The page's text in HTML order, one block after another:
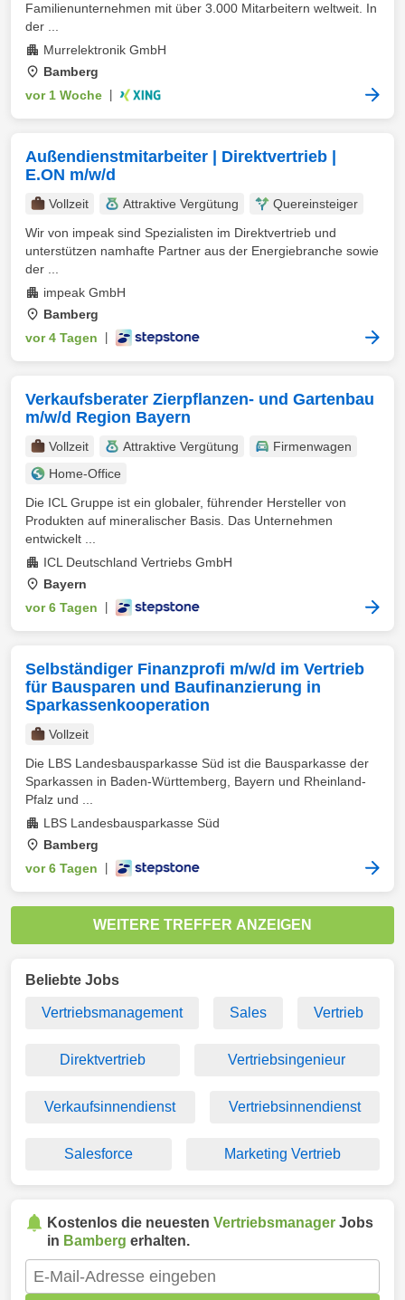
Familienunternehmen mit über 3.000 Mitarbeitern weltweit. In
der ...
Murrelektronik GmbH
Bamberg
vor 1 Woche
Außendienstmitarbeiter | Direktvertrieb |
E.ON m/w/d
Vollzeit Attraktive Vergütung
Quereinsteiger
Wir von impeak sind Spezialisten im Direktvertrieb und
unterstützen namhafte Partner aus der Energiebranche sowie
der ...
impeak GmbH
Bamberg
vor 4 Tagen
Verkaufsberater Zierpflanzen- und Gartenbau
m/w/d Region Bayern
Vollzeit Attraktive Vergütung
Firmenwagen
Home-Office
Die ICL Gruppe ist ein globaler, führender Hersteller von
Produkten auf mineralischer Basis. Das Unternehmen
entwickelt ...
ICL Deutschland Vertriebs GmbH
Bayern
vor 6 Tagen
Selbständiger Finanzprofi m/w/d im Vertrieb
für Bausparen und Baufinanzierung in
Sparkassenkooperation
Vollzeit
Die LBS Landesbausparkasse Süd ist die Bausparkasse der
Sparkassen in Baden-Württemberg, Bayern und Rheinland-
Pfalz und ...
LBS Landesbausparkasse Süd
Bamberg
vor 6 Tagen
WEITERE TREFFER ANZEIGEN
Beliebte Jobs
Vertriebsmanagement Sales Vertrieb
Direktvertrieb Vertriebsingenieur
Verkaufsinnendienst Vertriebsinnendienst
Salesforce Marketing Vertrieb
Kostenlos die neuesten Vertriebsmanager Jobs
in Bamberg erhalten.